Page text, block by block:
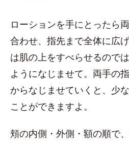
ローションを手にとったら
合わせ、指先まで全体に広
は肌の上をすべらせるので
ようになじませて。両手の
からなじませていくと、少
ことができますよ。
頬の内側・外側・額の順で